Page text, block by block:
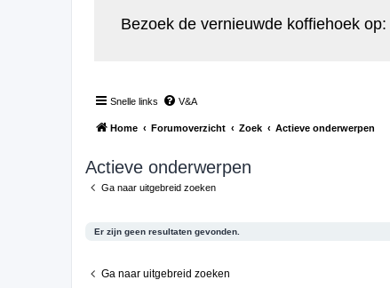
Bezoek de vernieuwde koffiehoek op:
Snelle links V&A
Home Forumoverzicht Zoek Actieve onderwerpen
Actieve onderwerpen
Ga naar uitgebreid zoeken
Er zijn geen resultaten gevonden.
Ga naar uitgebreid zoeken